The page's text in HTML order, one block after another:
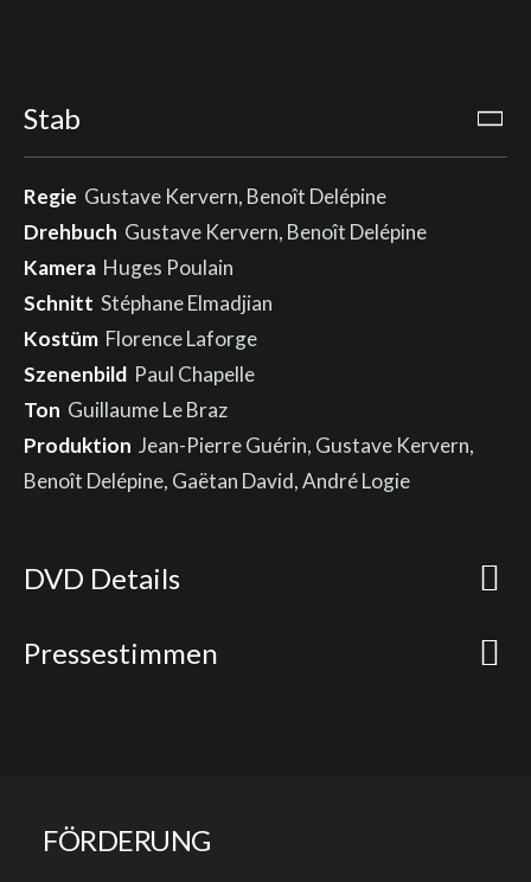
Stab
Regie Gustave Kervern, Benoît Delépine
Drehbuch Gustave Kervern, Benoît Delépine
Kamera Huges Poulain
Schnitt Stéphane Elmadjian
Kostüm Florence Laforge
Szenenbild Paul Chapelle
Ton Guillaume Le Braz
Produktion Jean-Pierre Guérin, Gustave Kervern,
Benoît Delépine, Gaëtan David, André Logie
DVD Details
Pressestimmen
FÖRDERUNG